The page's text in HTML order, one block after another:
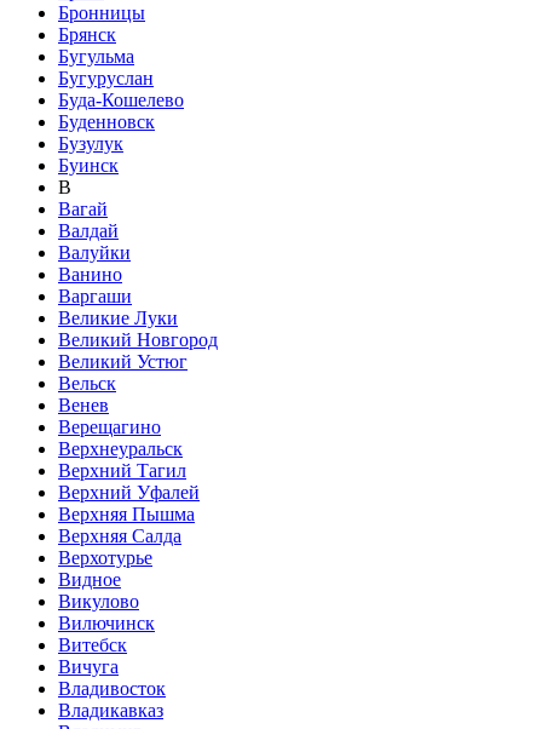
Бронницы
Брянск
Бугульма
Бугуруслан
Буда-Кошелево
Буденновск
Бузулук
Буинск
В
Вагай
Валдай
Валуйки
Ванино
Варгаши
Великие Луки
Великий Новгород
Великий Устюг
Вельск
Венев
Верещагино
Верхнеуральск
Верхний Тагил
Верхний Уфалей
Верхняя Пышма
Верхняя Салда
Верхотурье
Видное
Викулово
Вилючинск
Витебск
Вичуга
Владивосток
Владикавказ